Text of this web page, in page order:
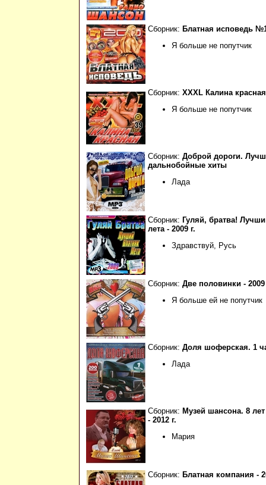
Сборник: Блатная исповедь
Я больше не попутчик
Сборник: XXXL Калина
Я больше не попутчик
Сборник: Доброй дороги.
дальнобойные хиты
Лада
Сборник: Гуляй, братва!
лета - 2009 г.
Здравствуй, Русь
Сборник: Две половинки - 2009
Я больше ей не попутчик
Сборник: Доля шоферская. 1
Лада
Сборник: Музей шансона. 8
- 2012 г.
Мария
Сборник: Блатная компания -